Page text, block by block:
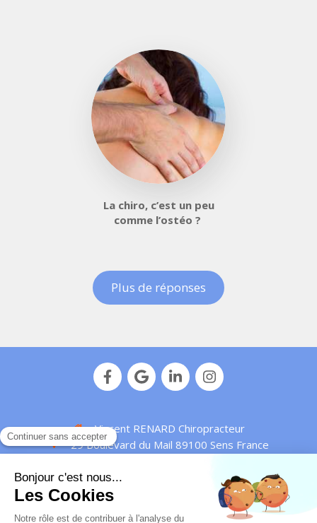
La chiro, c’est un peu
comme l’ostéo ?
Plus de réponses
Vincent RENARD Chiropracteur
29 Boulevard du Mail 89100 Sens France